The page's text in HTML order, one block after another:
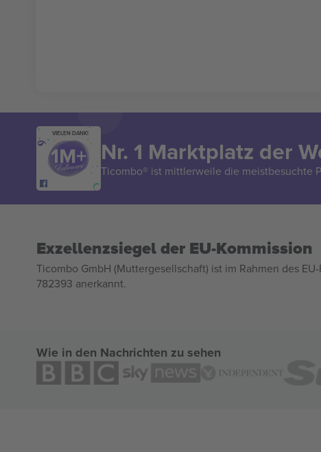
VIELEN DANK!
Nr. 1 Marktplatz der
Ticombo® ist mittlerweile die meistbesuchte
Exzellenzsiegel der EU-Kommission
Ticombo GmbH (Muttergesellschaft) ist im Rahmen des
782393 anerkannt.
Wie in den Nachrichten zu sehen